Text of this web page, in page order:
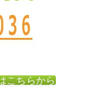
こちらから